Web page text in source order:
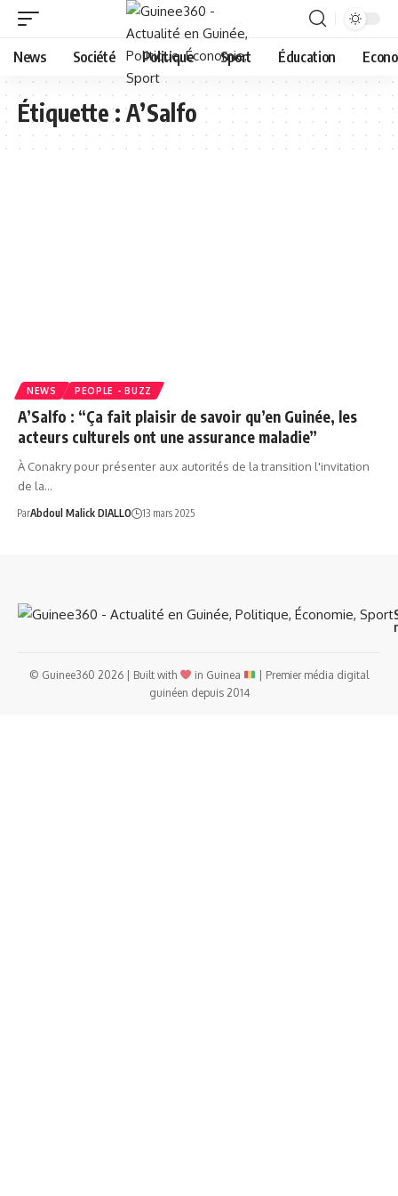
News Société Politique Sport Éducation
Étiquette :A’Salfo
NEWS PEOPLE - BUZZ
A’Salfo : “Ça fait plaisir de savoir qu’en Guinée, les
acteurs culturels ont une assurance maladie”
À Conakry pour présenter aux autorités de la transition l'invitation
de la…
ParAbdoul Malick DIALLO 13 mars 2025
© Guinee360 2026 | Built with in Guinea
| Premier média digital
guinéen depuis 2014